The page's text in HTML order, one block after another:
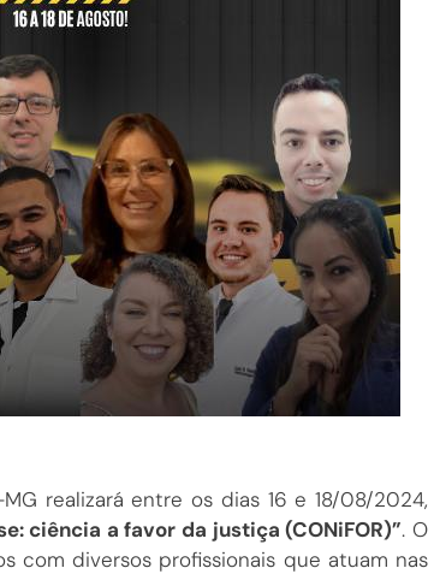
realizará entre os dias 16 e 18/08/2024,
ciência a favor da justiça (CONiFOR)”. O
com diversos profissionais que atuam nas